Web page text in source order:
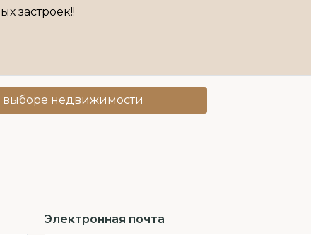
застроек!!
недвижимости
Электронная почта